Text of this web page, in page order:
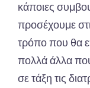
κάποιες
προσέχουμε
τρόπο που θα
πολλά άλλα
σε τάξη τις